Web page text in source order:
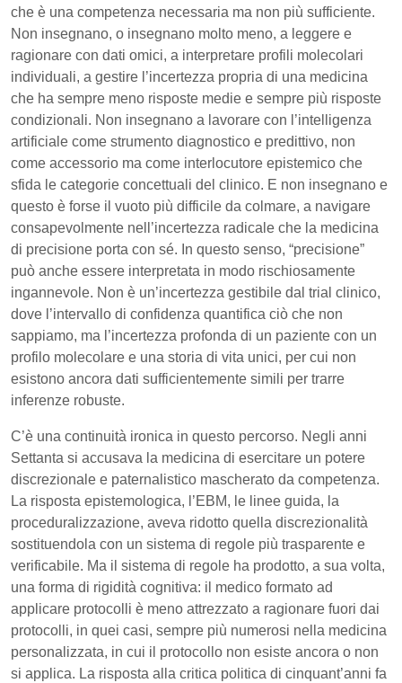
che è una competenza necessaria ma non più sufficiente.
Non insegnano, o insegnano molto meno, a leggere e
ragionare con dati omici, a interpretare profili molecolari
individuali, a gestire l’incertezza propria di una medicina
che ha sempre meno risposte medie e sempre più risposte
condizionali. Non insegnano a lavorare con l’intelligenza
artificiale come strumento diagnostico e predittivo, non
come accessorio ma come interlocutore epistemico che
sfida le categorie concettuali del clinico. E non insegnano e
questo è forse il vuoto più difficile da colmare, a navigare
consapevolmente nell’incertezza radicale che la medicina
di precisione porta con sé. In questo senso, “precisione”
può anche essere interpretata in modo rischiosamente
ingannevole. Non è un’incertezza gestibile dal trial clinico,
dove l’intervallo di confidenza quantifica ciò che non
sappiamo, ma l’incertezza profonda di un paziente con un
profilo molecolare e una storia di vita unici, per cui non
esistono ancora dati sufficientemente simili per trarre
inferenze robuste.
C’è una continuità ironica in questo percorso. Negli anni
Settanta si accusava la medicina di esercitare un potere
discrezionale e paternalistico mascherato da competenza.
La risposta epistemologica, l’EBM, le linee guida, la
proceduralizzazione, aveva ridotto quella discrezionalità
sostituendola con un sistema di regole più trasparente e
verificabile. Ma il sistema di regole ha prodotto, a sua volta,
una forma di rigidità cognitiva: il medico formato ad
applicare protocolli è meno attrezzato a ragionare fuori dai
protocolli, in quei casi, sempre più numerosi nella medicina
personalizzata, in cui il protocollo non esiste ancora o non
si applica. La risposta alla critica politica di cinquant’anni fa